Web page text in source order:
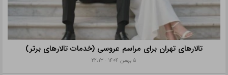
تالارهای تهران برای مراسم عروسی (خدمات تالارهای برتر)
۵ بهمن ۱۴۰۴ - ۲۲:۱۳